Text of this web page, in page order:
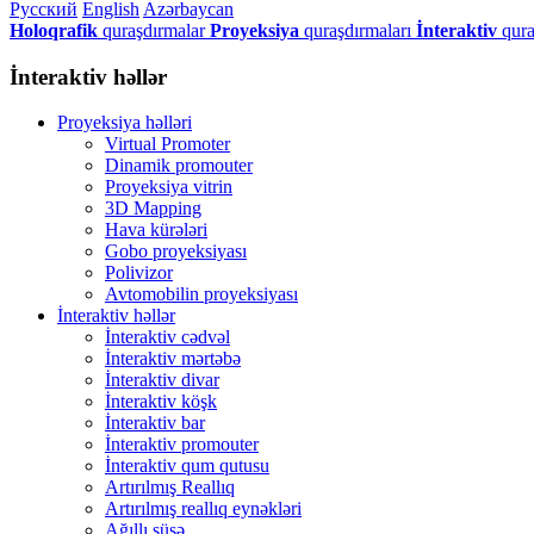
Русский English Azərbaycan
Holoqrafik quraşdırmalarProyeksiya quraşdırmaları İnteraktiv
İnteraktiv həllər
Proyeksiya həlləri
Virtual Promoter
Dinamik promouter
Proyeksiya vitrin
3D Mapping
Hava kürələri
Gobo proyeksiyası
Polivizor
Avtomobilin proyeksiyası
İnteraktiv həllər
İnteraktiv cədvəl
İnteraktiv mərtəbə
İnteraktiv divar
İnteraktiv köşk
İnteraktiv bar
İnteraktiv promouter
İnteraktiv qum qutusu
Artırılmış Reallıq
Artırılmış reallıq eynəkləri